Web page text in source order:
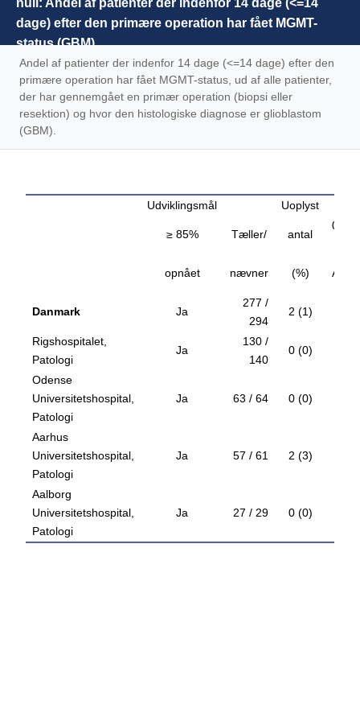
dage) efter den primære operation har fået MGMT-
status (GBM)
Andel af patienter der indenfor 14 dage (<=14 dage) efter den
primære operation har fået MGMT-status, ud af alle patienter,
der har gennemgået en primær operation (biopsi eller
resektion) og hvor den histologiske diagnose er glioblastom
(GBM).
Udviklingsmål Uoplyst
≥ 85% Tæller/ antal
opnået nævner (%) Andel
Danmark Ja
277 /
294
2 (1)
Rigshospitalet,
Patologi
Ja
130 /
140
0 (0)
Odense
Universitetshospital,
Patologi
Ja 63 / 64 0 (0)
Aarhus
Universitetshospital,
Patologi
Ja 57 / 61 2 (3)
Aalborg
Universitetshospital,
Patologi
Ja 27 / 29 0 (0)